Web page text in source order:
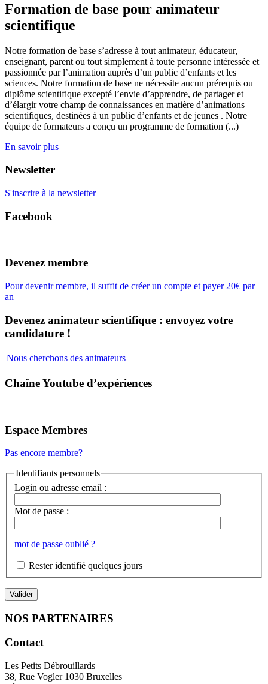
Formation de base pour animateur
scientifique
Notre formation de base s’adresse à tout animateur, éducateur,
enseignant, parent ou tout simplement à toute personne intéressée et
passionnée par l’animation auprès d’un public d’enfants et les
sciences. Notre formation de base ne nécessite aucun prérequis ou
diplôme scientifique excepté l’envie d’apprendre, de partager et
d’élargir votre champ de connaissances en matière d’animations
scientifiques, destinées à un public d’enfants et de jeunes . Notre
équipe de formateurs a conçu un programme de formation (...)
En savoir plus
Newsletter
S'inscrire à la newsletter
Facebook
Devenez membre
Pour devenir membre, il suffit de créer un compte et payer 20€ par
an
Devenez animateur scientifique : envoyez votre
candidature !
Nous cherchons des animateurs
Chaîne Youtube d’expériences
Espace Membres
Pas encore membre?
Identifiants personnels
Login ou adresse email :
Mot de passe :
mot de passe oublié ?
Rester identifié quelques jours
NOS PARTENAIRES
Contact
Les Petits Débrouillards
38, Rue Vogler 1030 Bruxelles